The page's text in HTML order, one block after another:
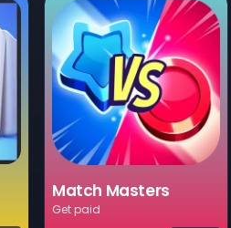
Match Masters
Get paid